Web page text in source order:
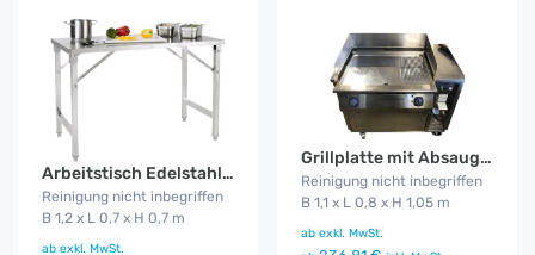
Arbeitstisch Edelstahl B 0,7m
Reinigung nicht inbegriffen
B 1,2 x L 0,7 x H 0,7 m
ab exkl. MwSt.
Grillplatte mit Absauganlage
Reinigung nicht inbegriffen
B 1,1 x L 0,8 x H 1,05 m
ab exkl. MwSt.